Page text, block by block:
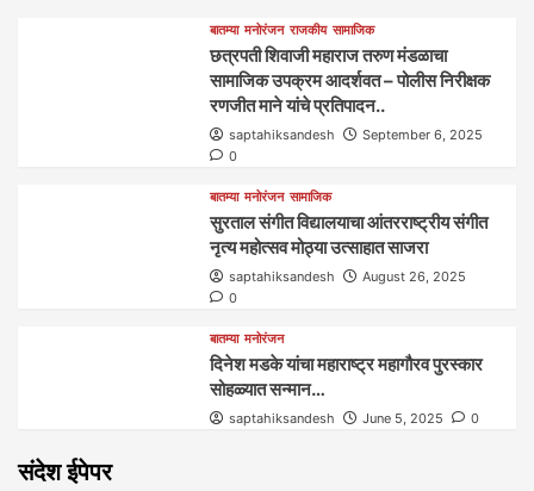
बातम्या मनोरंजन राजकीय सामाजिक
छत्रपती शिवाजी महाराज तरुण मंडळाचा
सामाजिक उपक्रम आदर्शवत – पोलीस निरीक्षक
रणजीत माने यांचे प्रतिपादन..
saptahiksandesh
September 6, 2025
0
बातम्या मनोरंजन सामाजिक
सुरताल संगीत विद्यालयाचा आंतरराष्ट्रीय संगीत
नृत्य महोत्सव मोठ्या उत्साहात साजरा
saptahiksandesh
August 26, 2025
0
बातम्या मनोरंजन
दिनेश मडके यांचा महाराष्ट्र महागौरव‌ पुरस्कार‌‌‌
सोहळ्यात सन्मान…
saptahiksandesh June 5, 2025 0
संदेश ईपेपर